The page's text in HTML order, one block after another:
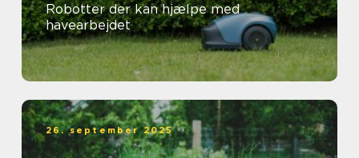
Robotter der kan hjælpe med
havearbejdet
26. september 2025